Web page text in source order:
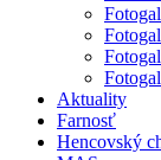
Aktuality
Farnosť
Hencovský